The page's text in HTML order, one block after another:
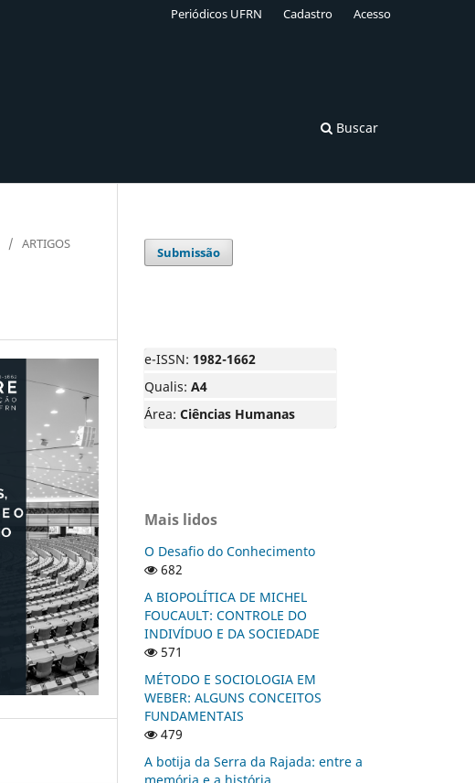
Buscar
Periódicos UFRN Cadastro Acesso
/ ARTIGOS
Submissão
e-ISSN: 1982-1662
Qualis: A4
Área: Ciências Humanas
Mais lidos
O Desafio do Conhecimento
682
A BIOPOLÍTICA DE MICHEL
FOUCAULT: CONTROLE DO
INDIVÍDUO E DA SOCIEDADE
571
MÉTODO E SOCIOLOGIA EM
WEBER: ALGUNS CONCEITOS
FUNDAMENTAIS
479
A botija da Serra da Rajada: entre a